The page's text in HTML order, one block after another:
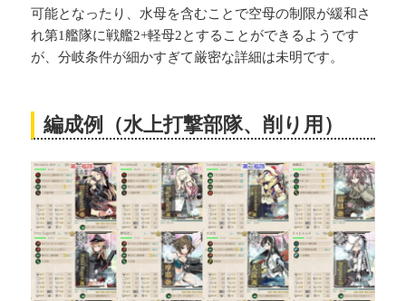
可能となったり、水母を含むことで空母の制限が緩和さ
れ第1艦隊に戦艦2+軽母2とすることができるようです
が、分岐条件が細かすぎて厳密な詳細は未明です。
編成例（水上打撃部隊、削り用）